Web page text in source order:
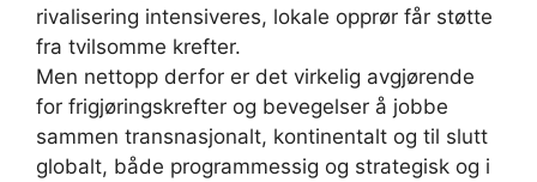
rivalisering intensiveres, lokale opprør får støtte
fra tvilsomme krefter.
Men nettopp derfor er det virkelig avgjørende
for frigjøringskrefter og bevegelser å jobbe
sammen transnasjonalt, kontinentalt og til slutt
globalt, både programmessig og strategisk og i